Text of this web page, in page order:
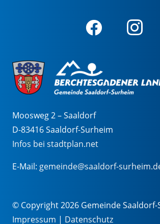
Moosweg 2 – Saaldorf
D-83416 Saaldorf-Surheim
Infos bei stadtplan.net
E-Mail: gemeinde@saaldorf-
© Copyright 2026 Gemeinde
Impressum | Datenschutz